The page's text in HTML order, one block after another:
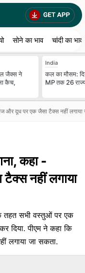
सोने का भाव चांदी का भाव
जैक्स ने
कैच,
India
कल का मौसम:
MP तक 26
और दूध पर एक जैसा टैक्स नहीं
कहा -
नहीं लगाया
के तहत सभी वस्तुओं पर एक
दिया. पीएम ने कहा कि
लगाया जा सकता.